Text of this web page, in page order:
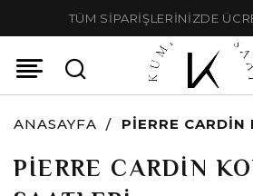
TÜM SİPARİŞLERİNİZDE
ANASAYFA PIERRE CARDIN
PIERRE CARDIN